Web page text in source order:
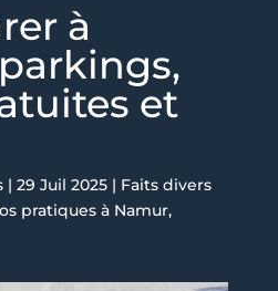
à
et
| 29 Juil 2025| Faits divers
pratiques à Namur,